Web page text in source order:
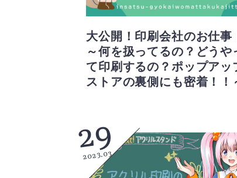
大公開！印刷会社のお仕事
～何を扱ってるの？どうや
て印刷するの？ポップアッ
ストアの裏側にも密着！！
29
2023.03